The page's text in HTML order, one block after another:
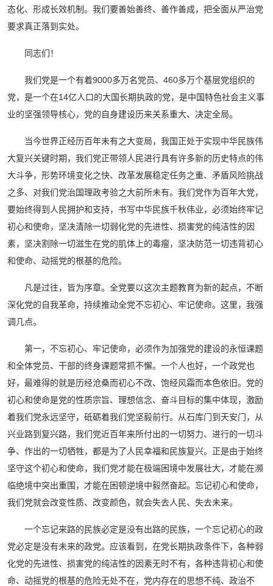
态化、形成长效机制。我们要善始善终、善作善成，把全面从严治党
要求真正落到实处。
同志们！
我们党是一个有着9000多万名党员、460多万个基层党组织的
党，是一个在14亿人口的大国长期执政的党，是中国特色社会主义事
业的坚强领导核心，党的自身建设历来关系重大、决定全局。
当今世界正经历百年未有之大变局，我国正处于实现中华民族伟
大复兴关键时期，我们党正带领人民进行具有许多新的历史特点的伟
大斗争，形势环境变化之快、改革发展稳定任务之重、矛盾风险挑战
之多、对我们党治国理政考验之大前所未有。我们党作为百年大党，
要始终得到人民拥护和支持，书写中华民族千秋伟业，必须始终牢记
初心和使命，坚决清除一切弱化党的先进性、损害党的纯洁性的因
素，坚决割除一切滋生在党的肌体上的毒瘤，坚决防范一切违背初心
和使命、动摇党的根基的危险。
凡是过往，皆为序章。全党要以这次主题教育为新的起点，不断
深化党的自我革命，持续推动全党不忘初心、牢记使命。这里，我强
调几点。
第一，不忘初心、牢记使命，必须作为加强党的建设的永恒课题
和全体党员、干部的终身课题常抓不懈。一个人也好，一个政党也
好，最难得的就是历经沧桑而初心不改、饱经风霜而本色依旧。党的
初心和使命是党的性质宗旨、理想信念、奋斗目标的集中体现，激励
着我们党永远坚守，砥砺着我们党坚毅前行。从石库门到天安门，从
兴业路到复兴路，我们党近百年来所付出的一切努力、进行的一切斗
争、作出的一切牺牲，都是为了人民幸福和民族复兴。正是由于始终
坚守这个初心和使命，我们党才能在极端困境中发展壮大，才能在濒
临绝境中突出重围，才能在困顿逆境中毅然奋起。忘记初心和使命，
我们党就会改变性质、改变颜色，就会失去人民、失去未来。
一个忘记来路的民族必定是没有出路的民族，一个忘记初心的政
党必定是没有未来的政党。应该看到，在党长期执政条件下，各种弱
化党的先进性、损害党的纯洁性的因素无时不有，各种违背初心和使
命、动摇党的根基的危险无处不在，党内存在的思想不纯、政治不